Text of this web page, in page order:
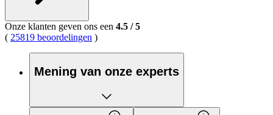
Onze klanten geven ons een 4.5 /5
( 25819 beoordelingen )
Mening van onze experts